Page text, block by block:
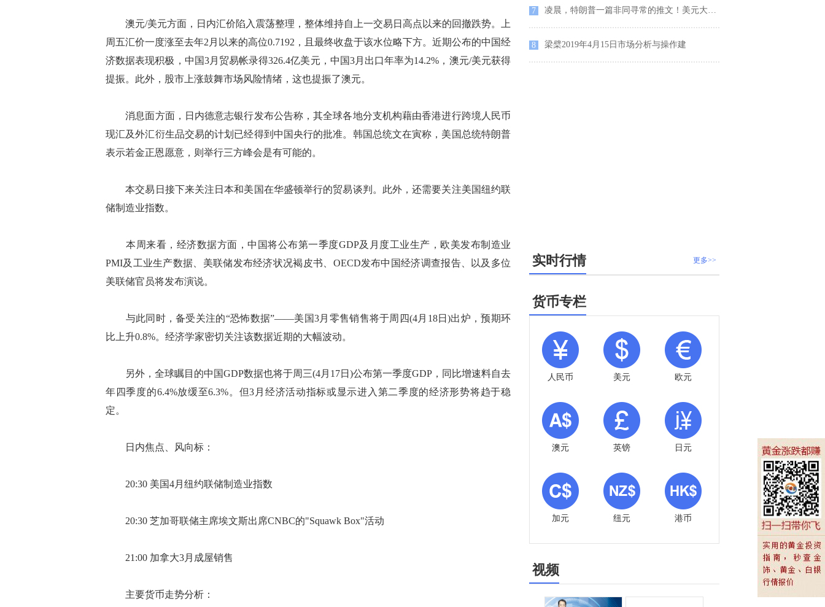
澳元/美元方面，日内汇价陷入震荡整理，整体维持自上一交易日高点以来的回撤跌势。上
周五汇价一度涨至去年2月以来的高位0.7192，且最终收盘于该水位略下方。近期公布的中国经
济数据表现积极，中国3月贸易帐录得326.4亿美元，中国3月出口年率为14.2%，澳元/美元获得
提振。此外，股市上涨鼓舞市场风险情绪，这也提振了澳元。
消息面方面，日内德意志银行发布公告称，其全球各地分支机构藉由香港进行跨境人民币
现汇及外汇衍生品交易的计划已经得到中国央行的批准。韩国总统文在寅称，美国总统特朗普
表示若金正恩愿意，则举行三方峰会是有可能的。
本交易日接下来关注日本和美国在华盛顿举行的贸易谈判。此外，还需要关注美国纽约联
储制造业指数。
本周来看，经济数据方面，中国将公布第一季度GDP及月度工业生产，欧美发布制造业
PMI及工业生产数据、美联储发布经济状况褐皮书、OECD发布中国经济调查报告、以及多位
美联储官员将发布演说。
与此同时，备受关注的“恐怖数据”——美国3月零售销售将于周四(4月18日)出炉，预期环
比上升0.8%。经济学家密切关注该数据近期的大幅波动。
另外，全球瞩目的中国GDP数据也将于周三(4月17日)公布第一季度GDP，同比增速料自去
年四季度的6.4%放缓至6.3%。但3月经济活动指标或显示进入第二季度的经济形势将趋于稳
定。
日内焦点、风向标：
20:30 美国4月纽约联储制造业指数
20:30 芝加哥联储主席埃文斯出席CNBC的"Squawk Box"活动
21:00 加拿大3月成屋销售
主要货币走势分析：
7 凌晨，特朗普一篇非同寻常的推文！美元大危机要来了？
8 梁檗2019年4月15日市场分析与操作建
更多>>
实时行情
货币专栏
人民币 美元 欧元
澳元 英镑 日元
加元 纽元 港币
视频